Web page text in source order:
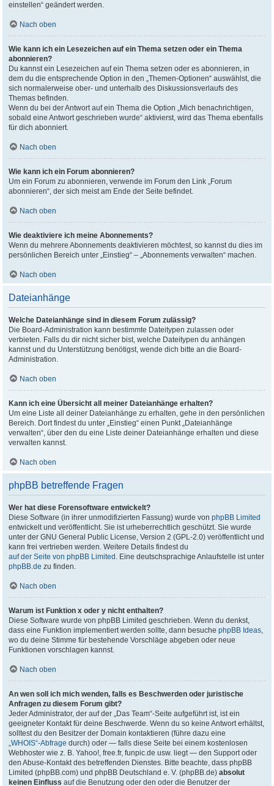
einstellen“ geändert werden.
Nach oben
Wie kann ich ein Lesezeichen auf ein Thema setzen oder ein Thema
abonnieren?
Du kannst ein Lesezeichen auf ein Thema setzen oder es abonnieren, in
dem du die entsprechende Option in den „Themen-Optionen“ auswählst, die
sich normalerweise ober- und unterhalb des Diskussionsverlaufs des
Themas befinden.
Wenn du bei der Antwort auf ein Thema die Option „Mich benachrichtigen,
sobald eine Antwort geschrieben wurde“ aktivierst, wird das Thema ebenfalls
für dich abonniert.
Nach oben
Wie kann ich ein Forum abonnieren?
Um ein Forum zu abonnieren, verwende im Forum den Link „Forum
abonnieren“, der sich meist am Ende der Seite befindet.
Nach oben
Wie deaktiviere ich meine Abonnements?
Wenn du mehrere Abonnements deaktivieren möchtest, so kannst du dies im
persönlichen Bereich unter „Einstieg“ – „Abonnements verwalten“ machen.
Nach oben
Dateianhänge
Welche Dateianhänge sind in diesem Forum zulässig?
Die Board-Administration kann bestimmte Dateitypen zulassen oder
verbieten. Falls du dir nicht sicher bist, welche Dateitypen du anhängen
kannst und du Unterstützung benötigst, wende dich bitte an die Board-
Administration.
Nach oben
Kann ich eine Übersicht all meiner Dateianhänge erhalten?
Um eine Liste all deiner Dateianhänge zu erhalten, gehe in den persönlichen
Bereich. Dort findest du unter „Einstieg“ einen Punkt „Dateianhänge
verwalten“, über den du eine Liste deiner Dateianhänge erhalten und diese
verwalten kannst.
Nach oben
phpBB betreffende Fragen
Wer hat diese Forensoftware entwickelt?
Diese Software (in ihrer unmodifizierten Fassung) wurde vonphpBB Limited
entwickelt und veröffentlicht. Sie ist urheberrechtlich geschützt. Sie wurde
unter der GNU General Public License, Version 2 (GPL-2.0) veröffentlicht und
kann frei vertrieben werden. Weitere Details findest du
auf der Seite von phpBB Limited . Eine deutschsprachige Anlaufstelle ist unter
phpBB.de zu finden.
Nach oben
Warum ist Funktion x oder y nicht enthalten?
Diese Software wurde von phpBB Limited geschrieben. Wenn du denkst,
dass eine Funktion implementiert werden sollte, dann besuchephpBB Ideas,
wo du deine Stimme für bestehende Vorschläge abgeben oder neue
Funktionen vorschlagen kannst.
Nach oben
An wen soll ich mich wenden, falls es Beschwerden oder juristische
Anfragen zu diesem Forum gibt?
Jeder Administrator, der auf der „Das Team“-Seite aufgeführt ist, ist ein
geeigneter Kontakt für deine Beschwerde. Wenn du so keine Antwort erhältst,
solltest du den Besitzer der Domain kontaktieren (führe dazu eine
„WHOIS“-Abfrage durch) oder — falls diese Seite bei einem kostenlosen
Webhoster wie z. B. Yahoo!, free.fr, funpic.de usw. liegt — den Support oder
den Abuse-Kontakt des betreffenden Dienstes. Bitte beachte, dass phpBB
Limited (phpBB.com) und phpBB Deutschland e. V. (phpBB.de)absolut
keinen Einfluss auf die Benutzung oder den oder die Benutzer der